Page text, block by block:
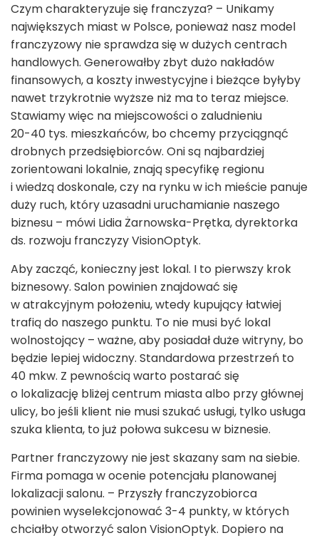
Czym charakteryzuje się franczyza? – Unikamy
największych miast w Polsce, ponieważ nasz model
franczyzowy nie sprawdza się w dużych centrach
handlowych. Generowałby zbyt dużo nakładów
finansowych, a koszty inwestycyjne i bieżące byłyby
nawet trzykrotnie wyższe niż ma to teraz miejsce.
Stawiamy więc na miejscowości o zaludnieniu
20-40 tys. mieszkańców, bo chcemy przyciągnąć
drobnych przedsiębiorców. Oni są najbardziej
zorientowani lokalnie, znają specyfikę regionu
i wiedzą doskonale, czy na rynku w ich mieście panuje
duży ruch, który uzasadni uruchamianie naszego
biznesu – mówi Lidia Żarnowska-Prętka, dyrektorka
ds. rozwoju franczyzy VisionOptyk.
Aby zacząć, konieczny jest lokal. I to pierwszy krok
biznesowy. Salon powinien znajdować się
w atrakcyjnym położeniu, wtedy kupujący łatwiej
trafią do naszego punktu. To nie musi być lokal
wolnostojący – ważne, aby posiadał duże witryny, bo
będzie lepiej widoczny. Standardowa przestrzeń to
40 mkw. Z pewnością warto postarać się
o lokalizację bliżej centrum miasta albo przy głównej
ulicy, bo jeśli klient nie musi szukać usługi, tylko usługa
szuka klienta, to już połowa sukcesu w biznesie.
Partner franczyzowy nie jest skazany sam na siebie.
Firma pomaga w ocenie potencjału planowanej
lokalizacji salonu. – Przyszły franczyzobiorca
powinien wyselekcjonować 3-4 punkty, w których
chciałby otworzyć salon VisionOptyk. Dopiero na